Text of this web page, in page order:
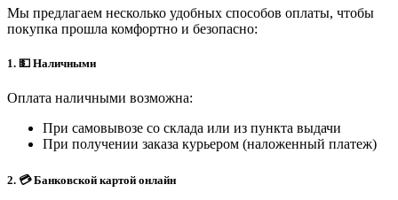
Мы предлагаем несколько удобных способов оплаты, чтобы
покупка прошла комфортно и безопасно:
1. 💵 Наличными
Оплата наличными возможна:
При самовывозе со склада или из пункта выдачи
При получении заказа курьером (наложенный платеж)
2. 💳 Банковской картой онлайн